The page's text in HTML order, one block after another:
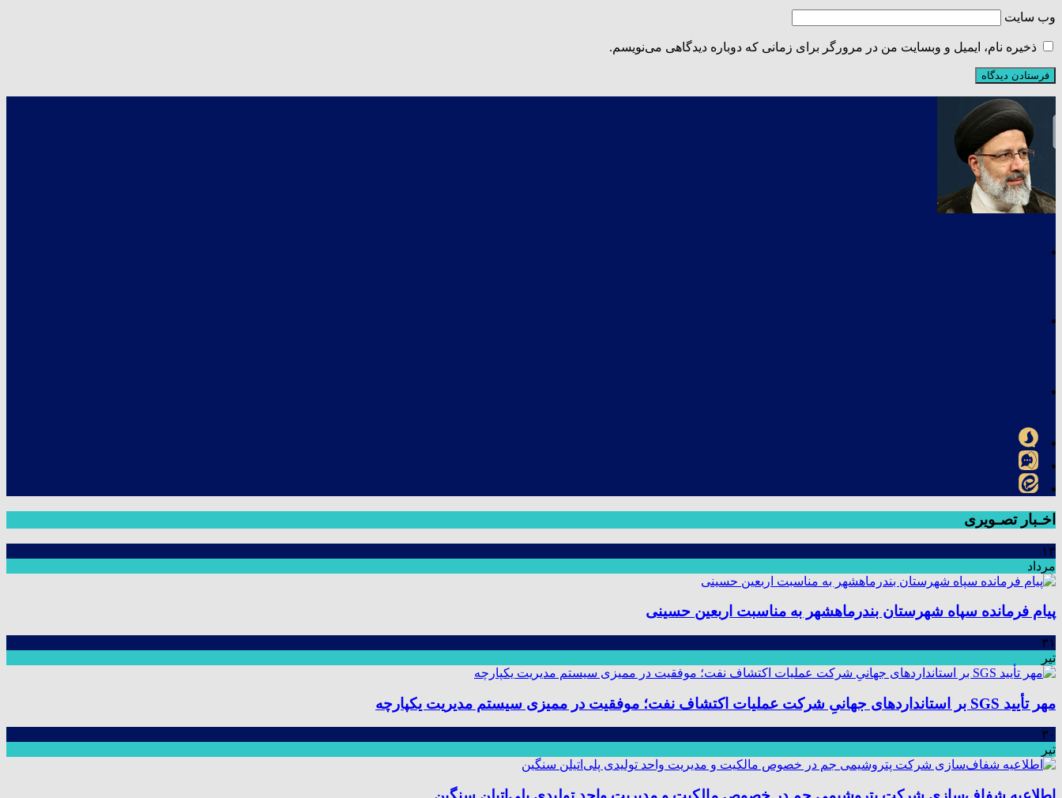
وب‌ سایت
ذخیره نام، ایمیل و وبسایت من در مرورگر برای زمانی که دوباره دیدگاهی می‌نویسم.
اخـبار تصـویری
۱۳
مرداد
پیام فرمانده سپاه شهرستان بندرماهشهر به مناسبت اربعین حسینی
۳۱
تیر
مهر تأیید SGS بر استانداردهای جهانیِ شرکت عملیات اکتشاف نفت؛ موفقیت در ممیزی سیستم مدیریت یکپارچه
۳۰
تیر